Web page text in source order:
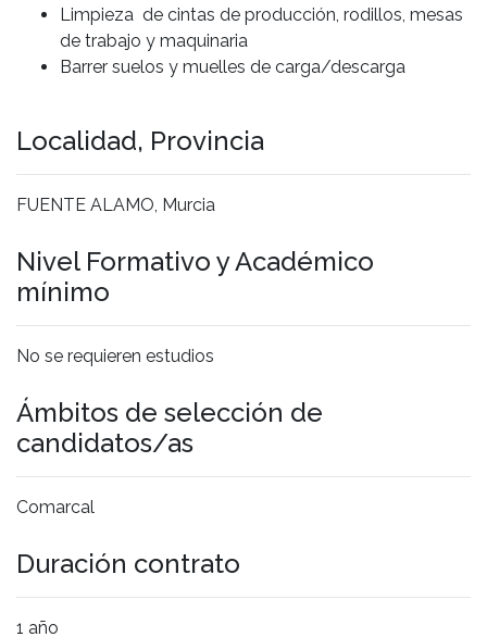
Limpieza de cintas de producción, rodillos, mesas
de trabajo y maquinaria
Barrer suelos y muelles de carga/descarga
Localidad, Provincia
FUENTE ALAMO, Murcia
Nivel Formativo y Académico
mínimo
No se requieren estudios
Ámbitos de selección de
candidatos/as
Comarcal
Duración contrato
1 año